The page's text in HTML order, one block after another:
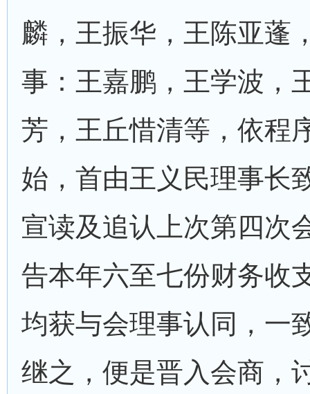
麟，王振华，王陈亚蓬
事：王嘉鹏，王学波，
芳，王丘惜清等，依程
始，首由王义民理事长
宣读及追认上次第四次
告本年六至七份财务收
均获与会理事认同，一
继之，便是晋入会商，